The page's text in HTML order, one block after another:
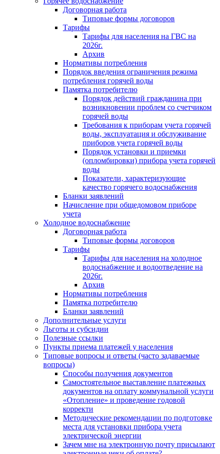
Договорная работа
Типовые формы договоров
Тарифы
Тарифы для населения на ГВС на
2026г.
Архив
Нормативы потребления
Порядок введения ограничения режима
потребления горячей воды
Памятка потребителю
Порядок действий гражданина при
возникновении проблем со счетчиком
горячей воды
Требования к приборам учета горячей
воды, эксплуатация и обслуживание
приборов учета горячей воды
Порядок установки и приемки
(опломбировки) прибора учета горячей
воды
Показатели, характеризующие
качество горячего водоснабжения
Бланки заявлений
Начисление при общедомовом приборе
учета
Холодное водоснабжение
Договорная работа
Типовые формы договоров
Тарифы
Тарифы для населения на холодное
водоснабжение и водоотведение на
2026г.
Архив
Нормативы потребления
Памятка потребителю
Бланки заявлений
Дополнительные услуги
Льготы и субсидии
Полезные ссылки
Пункты приема платежей у населения
Типовые вопросы и ответы (часто задаваемые
вопросы)
Способы получения документов
Самостоятельное выставление платежных
документов на оплату коммунальной услуги
«Отопление» и проведение годовой
корректи
Методические рекомендации по подготовке
места для установки прибора учета
электрической энергии
Зачем мне на электронную почту присылают